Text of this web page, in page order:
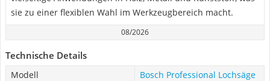
sie zu einer flexiblen Wahl im Werkzeugbereich macht.
08/2026
Technische Details
Modell
Bosch Professional Lochsäge